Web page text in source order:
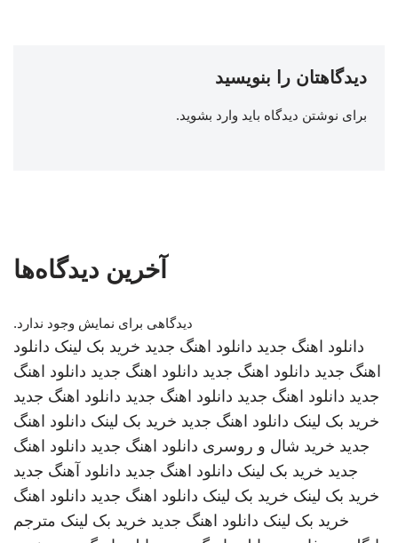
دیدگاهتان را بنویسید
برای نوشتن دیدگاه باید وارد بشوید.
آخرین دیدگاه‌ها
دیدگاهی برای نمایش وجود ندارد.
دانلود اهنگ جدید دانلود اهنگ جدید خرید بک لینک دانلود
اهنگ جدید دانلود اهنگ جدید دانلود اهنگ جدید دانلود اهنگ
جدید دانلود اهنگ جدید دانلود اهنگ جدید دانلود اهنگ جدید
خرید بک لینک دانلود اهنگ جدید خرید بک لینک دانلود اهنگ
جدید خرید شال و روسری دانلود اهنگ جدید دانلود اهنگ
جدید خرید بک لینک دانلود اهنگ جدید دانلود آهنگ جدید
خرید بک لینک خرید بک لینک دانلود اهنگ جدید دانلود اهنگ
خرید بک لینک دانلود اهنگ جدید خرید بک لینک مترجم